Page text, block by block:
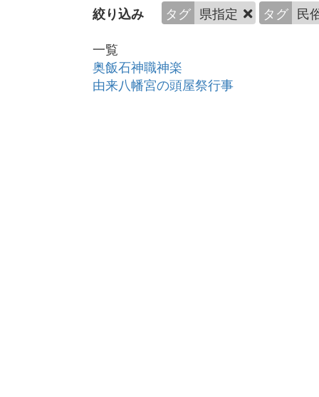
絞り込み タグ 県指定 タグ 民
一覧
奥飯石神職神楽
由来八幡宮の頭屋祭行事